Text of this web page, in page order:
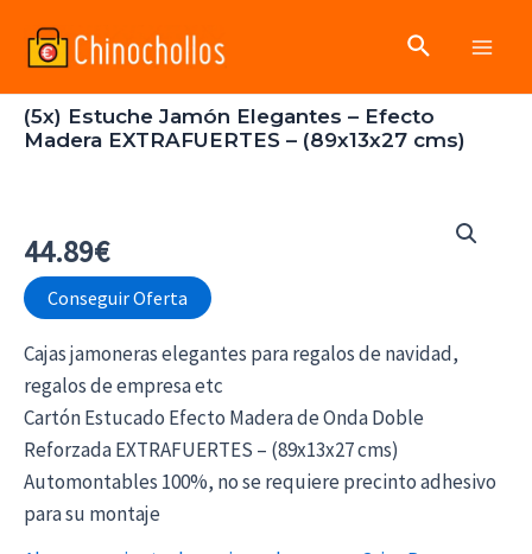
Buscar
(5x) Estuche Jamón Elegantes – Efecto
Madera EXTRAFUERTES – (89x13x27 cms)
44.89€
Conseguir Oferta
Cajas jamoneras elegantes para regalos de navidad,
regalos de empresa etc
Cartón Estucado Efecto Madera de Onda Doble
Reforzada EXTRAFUERTES – (89x13x27 cms)
Automontables 100%, no se requiere precinto adhesivo
para su montaje